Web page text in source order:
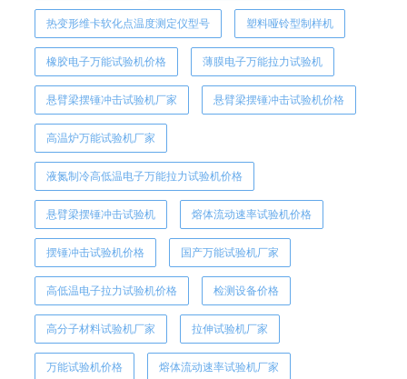
热变形维卡软化点温度测定仪型号 塑料哑铃型制样机
橡胶电子万能试验机价格 薄膜电子万能拉力试验机
悬臂梁摆锤冲击试验机厂家 悬臂梁摆锤冲击试验机价格
高温炉万能试验机厂家
液氮制冷高低温电子万能拉力试验机价格
悬臂梁摆锤冲击试验机 熔体流动速率试验机价格
摆锤冲击试验机价格 国产万能试验机厂家
高低温电子拉力试验机价格 检测设备价格
高分子材料试验机厂家 拉伸试验机厂家
万能试验机价格 熔体流动速率试验机厂家